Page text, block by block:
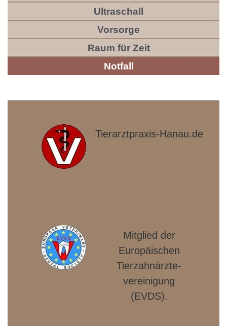
Ultraschall
Vorsorge
Raum für Zeit
Notfall
Tierarztpraxis-Hanau.de
Mitglied der
Europäischen
Tierzahnärzte­
vereinigung
(EVDS).